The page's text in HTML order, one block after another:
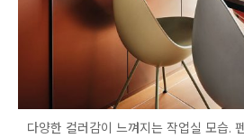
다양한 컬러감이 느껴지는 작업실 모습.